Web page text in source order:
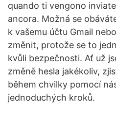
quando ti vengono
ancora. Možná se
k vašemu účtu Gmail
změnit, protože se to
kvůli bezpečnosti. Ať už
změně hesla jakékoliv,
během chvilky pomocí
jednoduchých kroků.